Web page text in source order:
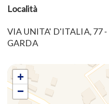
Macchina caffè/te
Parcheggio
Parcheggio gratuito
Phon
Pulizia della casa inclusa
Riscaldamento /
Località
VIA UNITA' D'ITALIA, 77
GARDA
+
−